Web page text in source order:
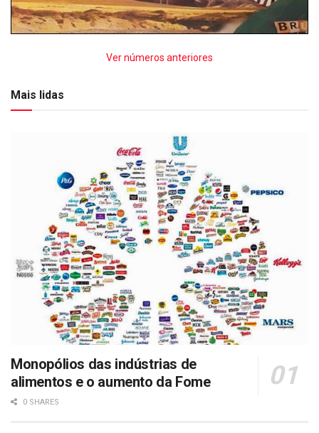
Ver números anteriores
Mais lidas
Monopólios das indústrias de
alimentos e o aumento da Fome
0 SHARES